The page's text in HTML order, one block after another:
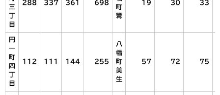
三
目
288 337 361 698
町
篝
19 30 33
円
一
町
四
目
112 111 144 255
八
幡
町
美
生
57 72 75